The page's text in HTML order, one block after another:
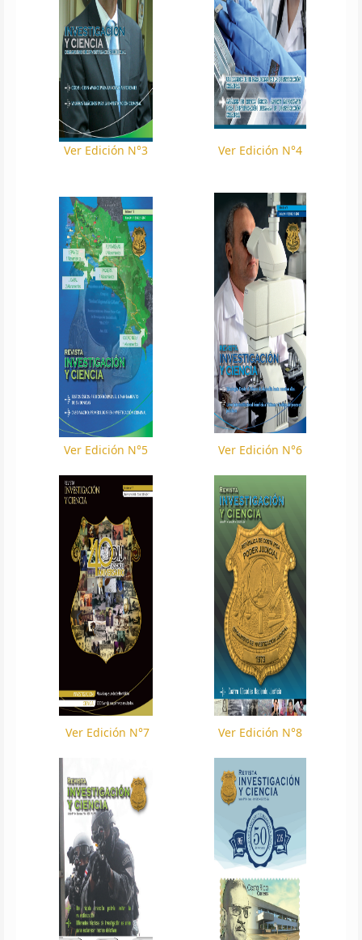
Ver Edición N°3 Ver Edición N°4
Ver Edición N°5 Ver Edición N°6
Ver Edición N°7 Ver Edición N°8